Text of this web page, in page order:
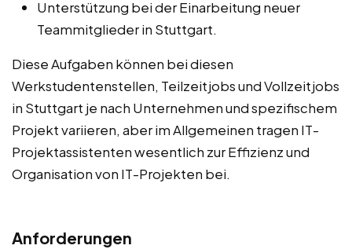
Unterstützung bei der Einarbeitung neuer
Teammitglieder in Stuttgart.
Diese Aufgaben können bei diesen
Werkstudentenstellen, Teilzeitjobs und Vollzeitjobs
in Stuttgart je nach Unternehmen und spezifischem
Projekt variieren, aber im Allgemeinen tragen IT-
Projektassistenten wesentlich zur Effizienz und
Organisation von IT-Projekten bei.
Anforderungen